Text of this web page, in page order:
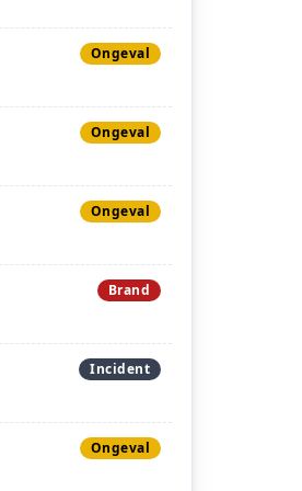
Ongeval
Ongeval
Ongeval
Brand
Incident
Ongeval